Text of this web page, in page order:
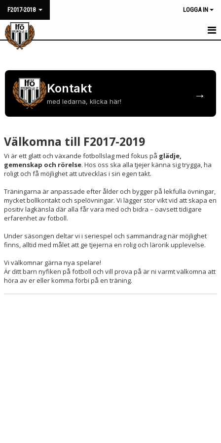
F2017-2018 LOGGA IN
HEM
NYHETER
KALENDER
MATCHER
TRUPPEN
BILDGALLERI
DOKUMENT
KONTAKT
Kontakt
med ledarna, klicka här! →
Välkomna till F2017-2019
Vi är ett glatt och växande fotbollslag med fokus på glädje,
gemenskap och rörelse. Hos oss ska alla tjejer känna sig trygga, ha
roligt och få möjlighet att utvecklas i sin egen takt.
Träningarna är anpassade efter ålder och bygger på lekfulla övningar,
mycket bollkontakt och spelövningar. Vi lägger stor vikt vid att skapa en
positiv lagkänsla där alla får vara med och bidra – oavsett tidigare
erfarenhet av fotboll.
Under säsongen deltar vi i seriespel och sammandrag när möjlighet
finns, alltid med målet att ge tjejerna en rolig och lärorik upplevelse.
Vi välkomnar gärna nya spelare!
Är ditt barn nyfiken på fotboll och vill prova på är ni varmt välkomna att
höra av er eller komma förbi på en träning.